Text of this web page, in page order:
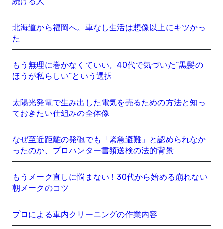
北海道から福岡へ。車なし生活は想像以上にキツかっ
た
もう無理に巻かなくていい。40代で気づいた“黒髪の
ほうが私らしい”という選択
太陽光発電で生み出した電気を売るための方法と知っ
ておきたい仕組みの全体像
なぜ至近距離の発砲でも「緊急避難」と認められなか
ったのか、プロハンター書類送検の法的背景
もうメーク直しに悩まない！30代から始める崩れない
朝メークのコツ
プロによる車内クリーニングの作業内容